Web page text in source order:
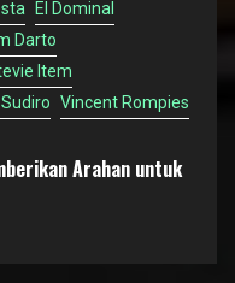
El Dominal
Darto
Item
Vincent Rompies
Arahan untuk